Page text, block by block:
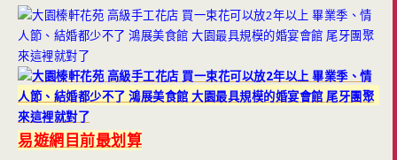
易遊網目前最划算